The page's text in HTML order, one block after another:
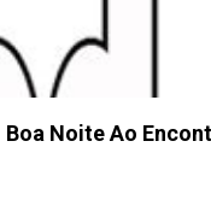
Boa Noite Ao